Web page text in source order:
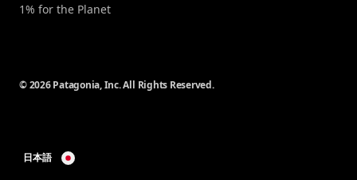
1% for the Planet
© 2026 Patagonia, Inc. All Rights Reserved.
日本語